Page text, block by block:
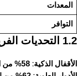
المعدات
التوافر
1.2 التحديات الفريدة في الطوارئ
الأقفال الذكية: 58% من الأبواب